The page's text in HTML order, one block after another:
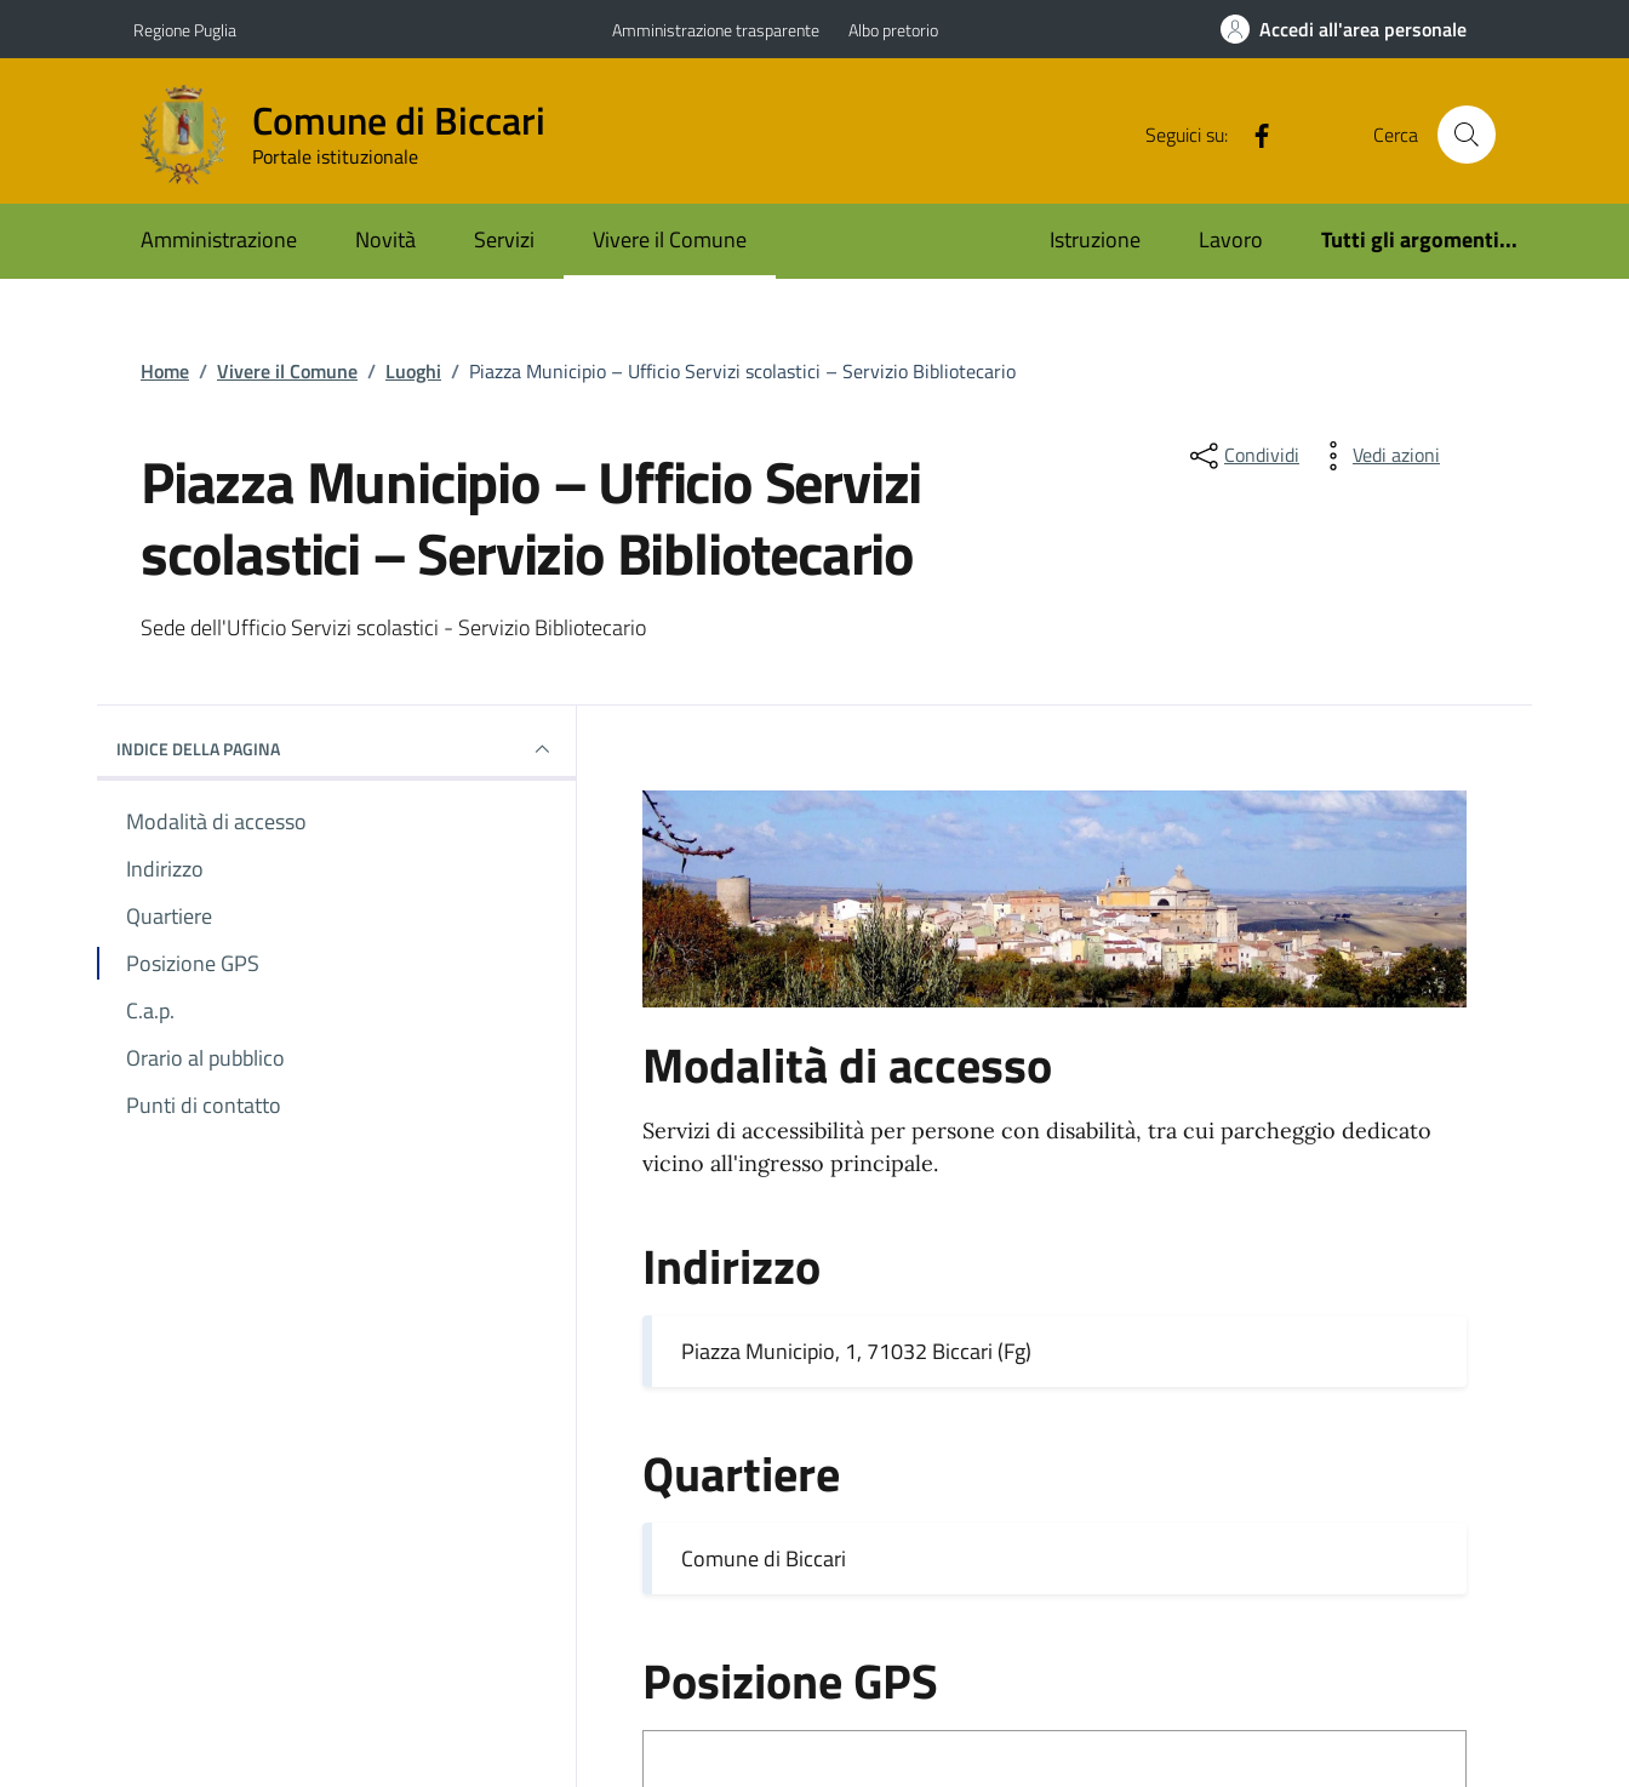
Regione Puglia Amministrazione trasparente Albo pretorio Accedi all'area personale
Comune di Biccari
Portale istituzionale
Seguici su: Cerca
Amministrazione Novità Servizi Vivere il Comune Istruzione Lavoro Tutti gli argomenti...
Home / Vivere il Comune / Luoghi / Piazza Municipio – Ufficio Servizi scolastici – Servizio Bibliotecario
Piazza Municipio – Ufficio Servizi
scolastici – Servizio Bibliotecario
Dettagli del luogo
Sede dell'Ufficio Servizi scolastici - Servizio Bibliotecario
Condividi Vedi azioni
INDICE DELLA PAGINA
Modalità di accesso
Indirizzo
Quartiere
Posizione GPS
C.a.p.
Orario al pubblico
Punti di contatto
Modalità di accesso
Servizi di accessibilità per persone con disabilità, tra cui parcheggio dedicato
vicino all'ingresso principale.
Indirizzo
Piazza Municipio, 1, 71032 Biccari (Fg)
Quartiere
Comune di Biccari
Posizione GPS